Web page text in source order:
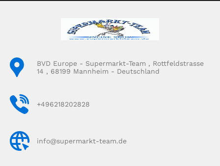
BVD Europe - Supermarkt-Team , Rottfeldstrasse
14 , 68199 Mannheim - Deutschland
+496218202828
info@supermarkt-team.de